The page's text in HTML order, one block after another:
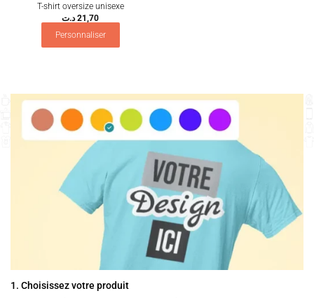
T-shirt oversize unisexe
21,70 د.ت
Personnaliser
1. Choisissez votre produit